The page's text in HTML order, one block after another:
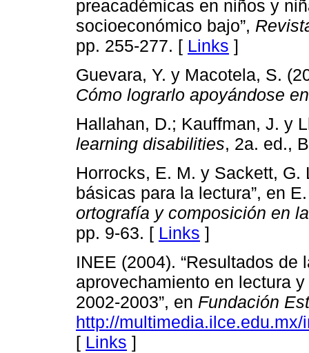
preacadémicas en niños y
socioeconómico bajo”,
pp. 255-277. [ Links ]
Guevara, Y. y Macotela, S.
Cómo lograrlo apoyándose
Hallahan, D.; Kauffman, J. y
learning disabilities, 2a. ed.,
Horrocks, E. M. y Sackett, G.
básicas para la lectura”, en
ortografía y composición en
pp. 9-63. [ Links ]
INEE (2004). “Resultados
aprovechamiento en lectura
2002-2003”, en Fundación
http://
[ Links ]